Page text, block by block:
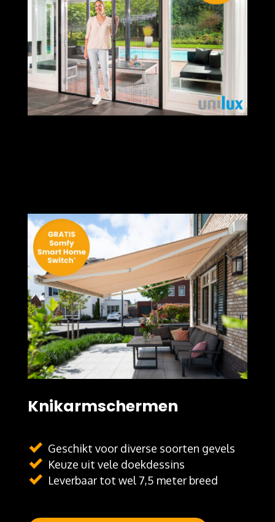
Knikarmschermen
Geschikt voor diverse soorten gevels
Keuze uit vele doekdessins
Leverbaar tot wel 7,5 meter breed